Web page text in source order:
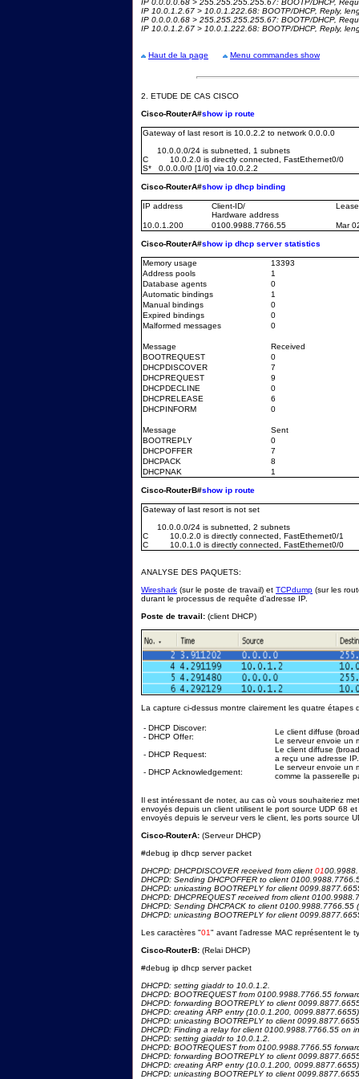
IP 0.0.0.0.68 > 255.255.255.255.67: BOOTP/DHCP,
IP 10.0.1.2.67 > 10.0.1.222.68: BOOTP/DHCP, Reply,
IP 0.0.0.0.68 > 255.255.255.255.67: BOOTP/DHCP,
IP 10.0.1.2.67 > 10.0.1.222.68: BOOTP/DHCP, Reply,
Haut de la page Menu commandes show
2. ETUDE DE CAS CISCO
Cisco-RouterA#show ip route
Gateway of last resort is 10.0.2.2 to network 0.0.0.0
10.0.0.0/24 is subnetted, 1 subnets
C 10.0.2.0 is directly connected, FastEthernet0/0
S* 0.0.0.0/0 [1/0] via 10.0.2.2
Cisco-RouterA#show ip dhcp binding
IP address
Client-ID/
Hardware address
10.0.1.200 0100.9988.7766.55 Mar
Cisco-RouterA#show ip dhcp server statistics
Memory usage
13393
Address pools
1
Database agents
0
Automatic bindings
1
Manual bindings
0
Expired bindings
0
Malformed messages
0
Message
Received
BOOTREQUEST
0
DHCPDISCOVER
7
DHCPREQUEST
9
DHCPDECLINE
0
DHCPRELEASE
6
DHCPINFORM
0
Message
Sent
BOOTREPLY
0
DHCPOFFER
7
DHCPACK
8
DHCPNAK
1
Cisco-RouterB#show ip route
Gateway of last resort is not set
10.0.0.0/24 is subnetted, 2 subnets
C 10.0.2.0 is directly connected, FastEthernet0/1
C 10.0.1.0 is directly connected, FastEthernet0/0
ANALYSE DES PAQUETS:
Wireshark (sur le poste de travail) et TCPdump (sur les
durant le processus de requête d'adresse IP.
Poste de travail: (client DHCP)
La capture ci-dessus montre clairement les quatre étapes
- DHCP Discover:
- DHCP Offer:
- DHCP Request:
- DHCP Acknowledgement:
Le client diffuse
Le serveur envoie un
Le client diffuse
a reçu une adresse IP.
Le serveur envoie un
comme la passerelle
Il est intéressant de noter, au cas où vous souhaiteriez
envoyés depuis un client utilisent le port source UDP 68
envoyés depuis le serveur vers le client, les ports source
Cisco-RouterA: (Serveur DHCP)
#debug ip dhcp server packet
DHCPD: DHCPDISCOVER received from client 01
DHCPD: Sending DHCPOFFER to client
DHCPD: unicasting BOOTREPLY for client
DHCPD: DHCPREQUEST received from client
DHCPD: Sending DHCPACK to client 0100.9988.7766.55
DHCPD: unicasting BOOTREPLY for client
Les caractères "01" avant l'adresse MAC représentent le
Cisco-RouterB: (Relai DHCP)
#debug ip dhcp server packet
DHCPD: setting giaddr to 10.0.1.2.
DHCPD: BOOTREQUEST from 0100.9988.7766.55
DHCPD: forwarding BOOTREPLY to client
DHCPD: creating ARP entry (10.0.1.200,
DHCPD: unicasting BOOTREPLY to client
DHCPD: Finding a relay for client 0100.9988.7766.55 on
DHCPD: setting giaddr to 10.0.1.2.
DHCPD: BOOTREQUEST from 0100.9988.7766.55
DHCPD: forwarding BOOTREPLY to client
DHCPD: creating ARP entry (10.0.1.200,
DHCPD: unicasting BOOTREPLY to client